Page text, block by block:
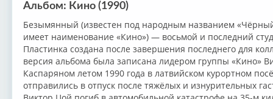
Альбом: Кино (1990)
Безымянный (известен под народным названием
имеет наименование «Кино») — восьмой и последний
Пластинка создана после завершения последнего для
версия альбома была записана лидером группы «Кино»
Каспаряном летом 1990 года в латвийском курортном
отправились в отпуск после тяжёлых и изнурительных